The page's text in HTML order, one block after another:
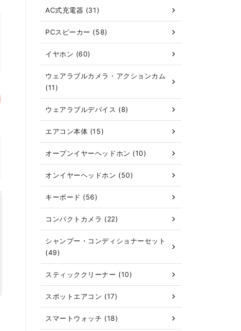
AC式充電器 (31)
PCスピーカー (58)
イヤホン (60)
ウェアラブルカメラ・アクションカム
(11)
ウェアラブルデバイス (8)
エアコン本体 (15)
オープンイヤーヘッドホン (10)
オンイヤーヘッドホン (50)
キーボード (56)
コンパクトカメラ (22)
シャンプー・コンディショナーセット
(49)
スティッククリーナー (10)
スポットエアコン (17)
スマートウォッチ (18)